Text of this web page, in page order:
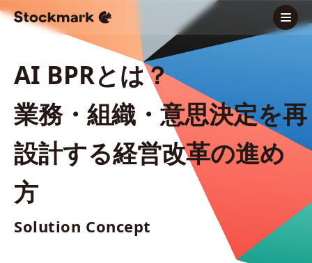
AI BPRとは？
業務・組織・意思決定を再
設計する経営改革の進め
方
Solution Concept